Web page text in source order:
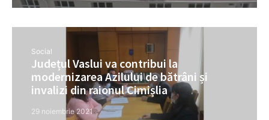
Social
Județul Vaslui va contribui la
modernizarea Azilului de bătrâni și
invalizi din raionul Cimișlia
29 noiembrie 2021